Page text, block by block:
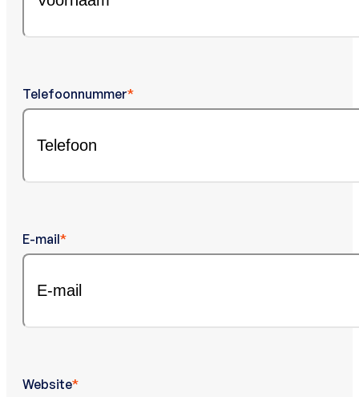
Telefoonnummer*
E-mail*
Website*